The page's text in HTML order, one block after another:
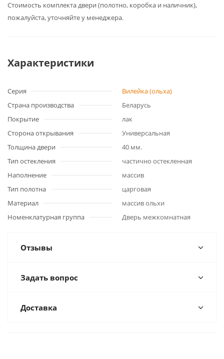
Cтоимость комплекта двери (полотно, коробка и наличник),
пожалуйста, уточняйте у менеджера.
Характеристики
Серия
Вилейка (ольха)
Страна производства
Беларусь
Покрытие
лак
Сторона открывания
Универсальная
Толщина двери
40 мм.
Тип остекления
частично остекленная
Наполнение
массив
Тип полотна
царговая
Материал
массив ольхи
Номенклатурная группа
Дверь межкомнатная
Отзывы
Задать вопрос
Доставка